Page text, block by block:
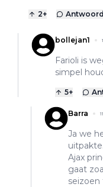
2+ Antwoord
bollejan1
Farioli is
simpel
5+
Barra
Ja we
Ajax
gaat